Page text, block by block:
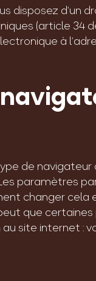
disposez d’un
(article 34
à
de
paramètres
changer
que
site internet :